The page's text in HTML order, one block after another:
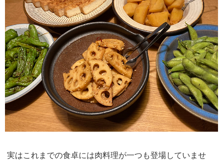
実はこれまでの食卓には肉料理が一つも登場していませ